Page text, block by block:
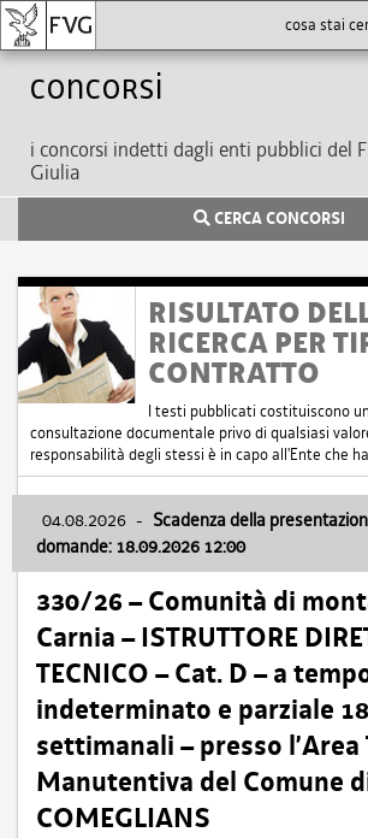
Concorsi
i concorsi indetti dagli enti pubblici del
Giulia
CERCA CONCORSI
RISULTATO
RICERCA PER
CONTRATTO
I testi pubblicati costituiscono
consultazione documentale privo di qualsiasi
responsabilità degli stessi è in capo all'Ente che
04.08.2026 - Scadenza della
domande: 18.09.2026 12:00
330/26 – Comunità di
Carnia – ISTRUTTORE
TECNICO – Cat. D – a
indeterminato e parziale
settimanali – presso l’Area
Manutentiva del Comune
COMEGLIANS